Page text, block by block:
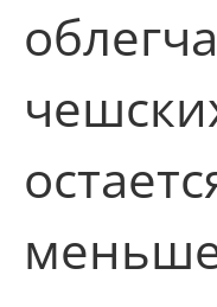
меньше